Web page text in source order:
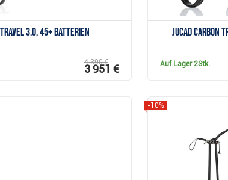
3.0, 45+ Batterien
4 390 €
3 951 €
JuCad Carbon
Auf Lager 2Stk.
-10%